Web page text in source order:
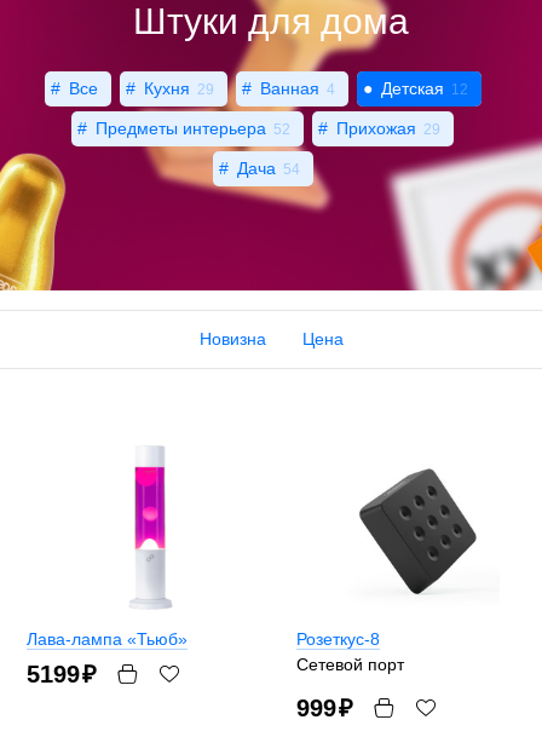
Штуки для дома
Все Кухня 29 Ванная 4 Детская 12
Предметы интерьера 52 Прихожая 29
Дача 54
Новизна Цена
Лава-лампа «Тьюб»
5199₽
Розеткус-8
Сетевой порт
999₽